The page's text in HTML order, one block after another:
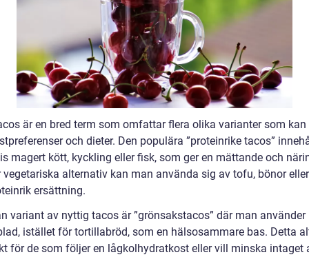
är en bred term som omfattar flera olika varianter som kan
och dieter. Den populära ”proteinrike tacos”
magert kött, kyckling eller fisk, som ger en mättande och
vegetariska alternativ kan man använda sig av tofu, bönor
ersättning.
variant av nyttig tacos är ”grönsakstacos” där man använder
istället för tortillabröd, som en hälsosammare bas. Detta
för de som följer en lågkolhydratkost eller vill minska intaget